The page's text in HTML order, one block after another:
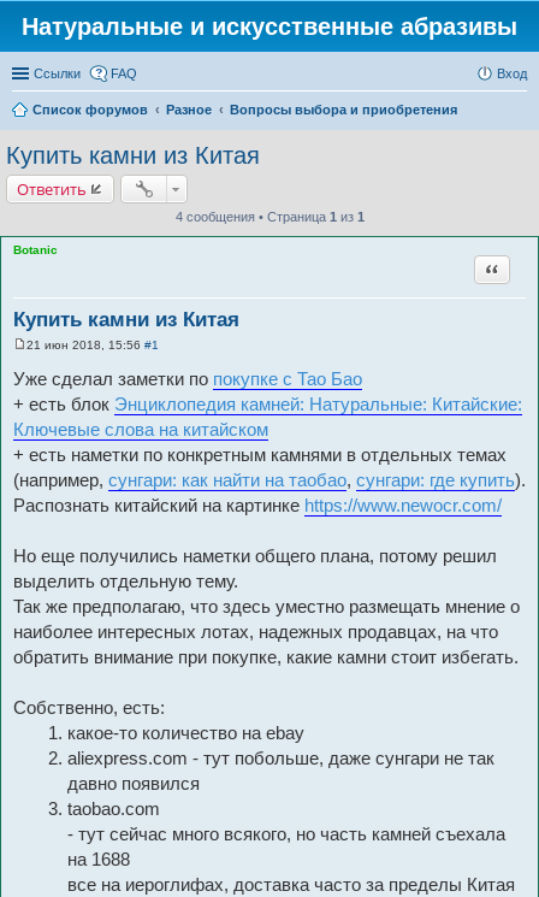
Натуральные и искусственные абразивы
Ссылки FAQ Вход
Список форумов Разное Вопросы выбора и приобретения
Купить камни из Китая
Ответить
4 сообщения • Страница 1 из 1
Botanic
Купить камни из Китая
Цитата
о
б
щ
е
н
и
21 июн 2018, 15:56 #1
Уже сделал заметки по покупке с Тао Бао
+ есть блок Энциклопедия камней: Натуральные: Китайские:
Ключевые слова на китайском
+ есть наметки по конкретным камнями в отдельных темах
(например, сунгари: как найти на таобао, сунгари: где купить).
Распознать китайский на картинке https://www.newocr.com/
Но еще получились наметки общего плана, потому решил
выделить отдельную тему.
Так же предполагаю, что здесь уместно размещать мнение о
наиболее интересных лотах, надежных продавцах, на что
обратить внимание при покупке, какие камни стоит избегать.
Собственно, есть:
какое-то количество на ebay
aliexpress.com - тут побольше, даже сунгари не так
давно появился
taobao.com
- тут сейчас много всякого, но часть камней съехала
на 1688
все на иероглифах, доставка часто за пределы Китая